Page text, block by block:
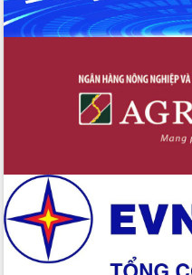
Lãnh đạo tỉnh dâng hương tưởng niệm
tại Đập Đồng Cam đầu Xuân Bính Ngọ
trưởng đạt 5,86% trong năm 2026
UBND tỉnh Đắk Lắk triển khai công tác
quốc phòng, quân sự địa phương năm
Đoàn thanh tra EC
Chủ tịch UBND tỉnh Tạ Anh Tuấn thăm,
chúc mừng các bệnh viện nhân Ngày
Thầy thuốc Việt Nam
Rộn ràng lễ hội truyền thống Sông